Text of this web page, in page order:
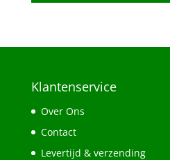
Klantenservice
Over Ons
Contact
Levertijd & verzending